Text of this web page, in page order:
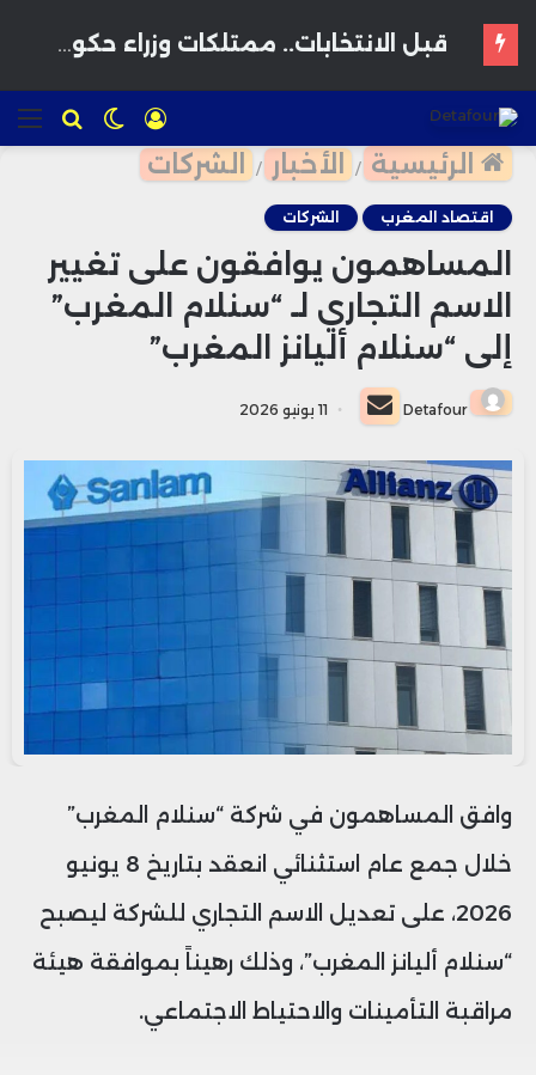
للبحث الوضع
المظلم
تسجيل
الدخول
الرئيسية / الأخبار / الشركات
اقتصاد المغرب الشركات
المساهمون يوافقون على تغيير
الاسم التجاري لـ “سنلام المغرب”
إلى “سنلام أليانز المغرب”
Detafour
أرسل
بريدا
إلكترونيا
11 يونيو 2026
وافق المساهمون في شركة “سنلام المغرب”
خلال جمع عام استثنائي انعقد بتاريخ 8 يونيو
2026، على تعديل الاسم التجاري للشركة ليصبح
“سنلام أليانز المغرب”، وذلك رهيناً بموافقة هيئة
مراقبة التأمينات والاحتياط الاجتماعي.